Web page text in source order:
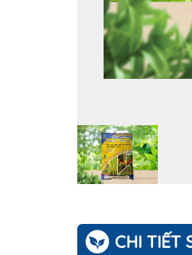
CHI TIẾT